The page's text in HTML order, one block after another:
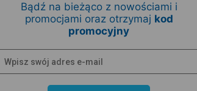
Bądź na bieżąco z nowościami i
promocjami oraz otrzymaj kod
promocyjny